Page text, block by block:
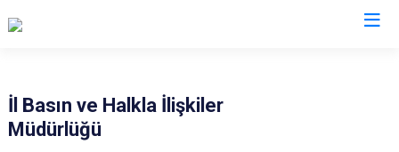
İl Basın ve Halkla İlişkiler
Müdürlüğü